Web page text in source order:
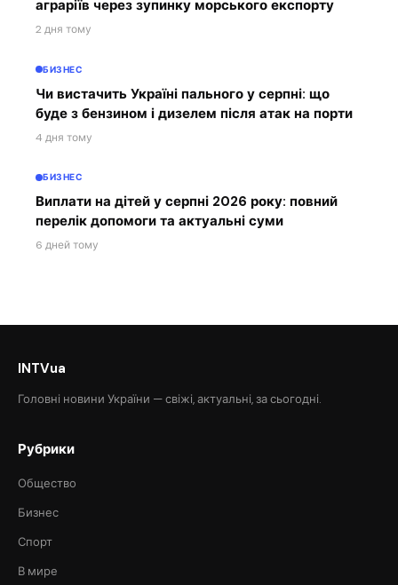
аграріїв через зупинку морського експорту
2 дня тому
БИЗНЕС
Чи вистачить Україні пального у серпні: що
буде з бензином і дизелем після атак на порти
4 дня тому
БИЗНЕС
Виплати на дітей у серпні 2026 року: повний
перелік допомоги та актуальні суми
6 дней тому
INTVua
Головні новини України — свіжі, актуальні, за сьогодні.
Рубрики
Общество
Бизнес
Спорт
В мире